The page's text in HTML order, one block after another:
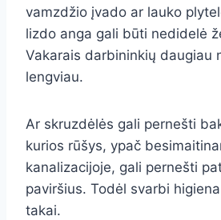
vamzdžio įvado ar lauko
lizdo anga gali būti nedidelė
Vakarais darbininkių daugiau
lengviau.
Ar skruzdėlės gali pernešti
kurios rūšys, ypač
kanalizacijoje, gali pernešti
paviršius. Todėl svarbi
takai.